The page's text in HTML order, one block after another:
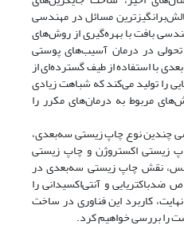
مسائل در مهندسی
بافت با بهره‌گیری از روش‌های
در درمان آسیب‌های پوستی
با استفاده از طیف گسترده‌ای از
را تولید می‌کند که شباهت زیادی
مربوط به درمان‌های مکرر را
چندین نوع چاپ زیستی سه‌بعدی،
زیستی اکستروژن و چاپ زیستی
سپس، نقش چاپ زیستی سه‌بعدی در
ضدباکتریایی و آنتی‌اکسیدانی را
کاربرد این فناوری در ساخت
را بررسی خواهیم کرد.